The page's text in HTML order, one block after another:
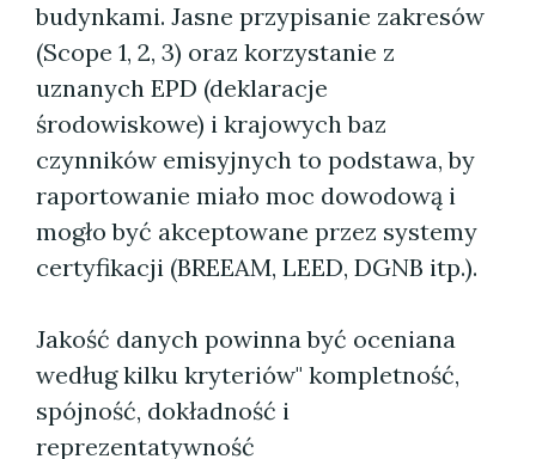
budynkami. Jasne przypisanie zakresów
(Scope 1, 2, 3) oraz korzystanie z
uznanych EPD (deklaracje
środowiskowe) i krajowych baz
czynników emisyjnych to podstawa, by
raportowanie miało moc dowodową i
mogło być akceptowane przez systemy
certyfikacji (BREEAM, LEED, DGNB itp.).
Jakość danych powinna być oceniana
według kilku kryteriów" kompletność,
spójność, dokładność i
reprezentatywność